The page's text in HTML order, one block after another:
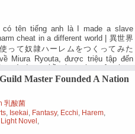
có tên tiếng anh là I made a slave
cheat in a different world | 異世界
って奴隷ハーレムをつくってみた
Miura Ryouta, được triệu tập đến
và được thần ban cho một cheat
mà anh ta có thể khiến…Chi Tiết.
Master Founded A Nation
乳酸菌
Isekai Fantasy, Ecchi Harem
Light Novel